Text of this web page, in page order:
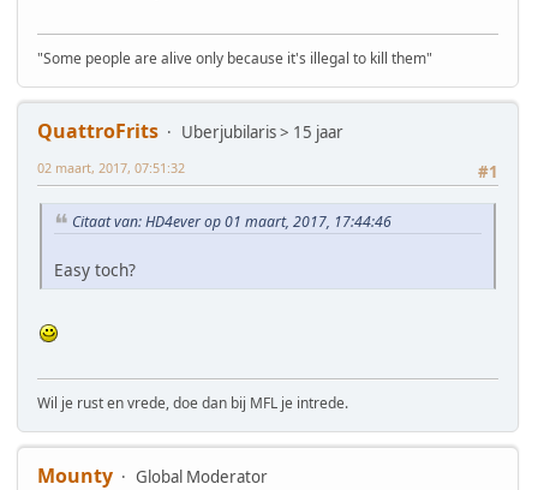
"Some people are alive only because it's illegal to kill them"
QuattroFrits
Uberjubilaris > 15 jaar
#1
02 maart, 2017, 07:51:32
Citaat van: HD4ever op 01 maart, 2017, 17:44:46
Easy toch?
Wil je rust en vrede, doe dan bij MFL je intrede.
Mounty
Global Moderator